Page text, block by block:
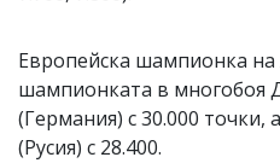
Европейска шампионка на
шампионката в многобоя
(Германия) с 30.000
(Русия) с 28.400.